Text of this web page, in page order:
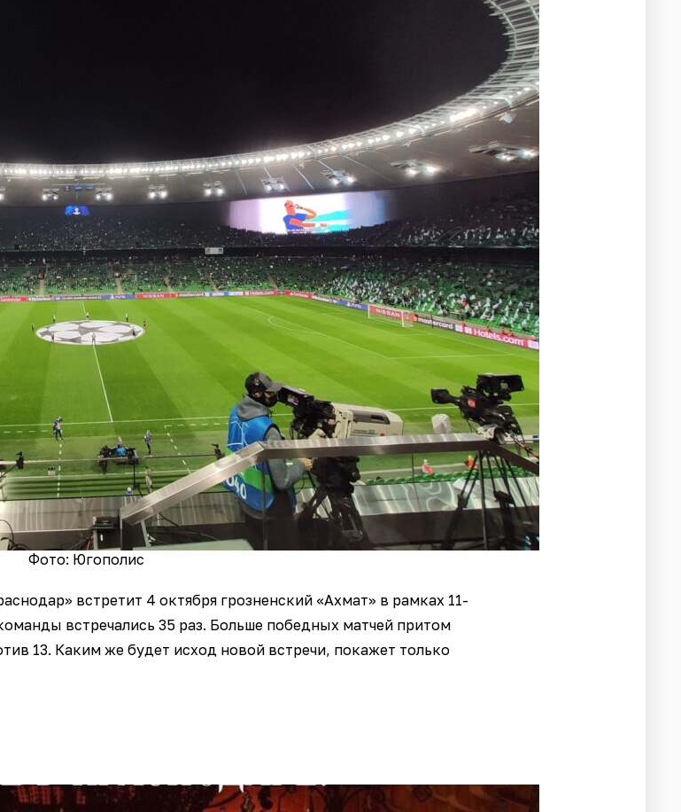
Фото: Югополис
встретит 4 октября грозненский «Ахмат» в рамках 11-
встречались 35 раз. Больше победных матчей притом
13. Каким же будет исход новой встречи, покажет только